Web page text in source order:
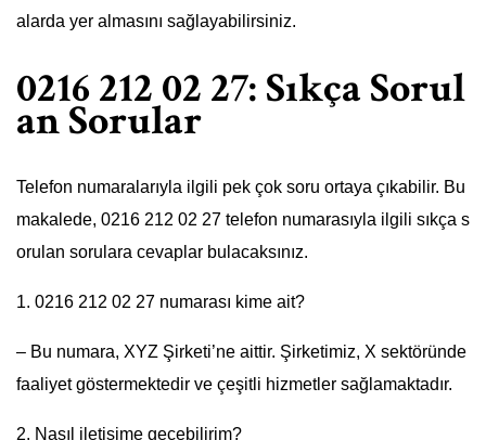
alarda yer almasını sağlayabilirsiniz.
0216 212 02 27: Sıkça Sorul
an Sorular
Telefon numaralarıyla ilgili pek çok soru ortaya çıkabilir. Bu
makalede, 0216 212 02 27 telefon numarasıyla ilgili sıkça s
orulan sorulara cevaplar bulacaksınız.
1. 0216 212 02 27 numarası kime ait?
– Bu numara, XYZ Şirketi’ne aittir. Şirketimiz, X sektöründe
faaliyet göstermektedir ve çeşitli hizmetler sağlamaktadır.
2. Nasıl iletişime geçebilirim?